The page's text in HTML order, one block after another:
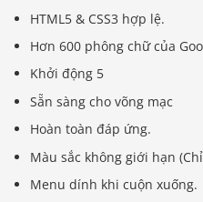
HTML5 & CSS3 hợp lệ.
Hơn 600 phông chữ của
Khởi động 5
Sẵn sàng cho võng mạc
Hoàn toàn đáp ứng.
Màu sắc không giới hạn
Menu dính khi cuộn xuống.